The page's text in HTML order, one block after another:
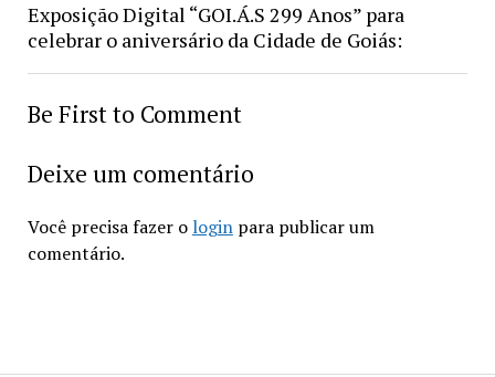
Exposição Digital “GOI.Á.S 299 Anos” para
celebrar o aniversário da Cidade de Goiás:
Be First to Comment
Deixe um comentário
Você precisa fazer o loginpara publicar um
comentário.